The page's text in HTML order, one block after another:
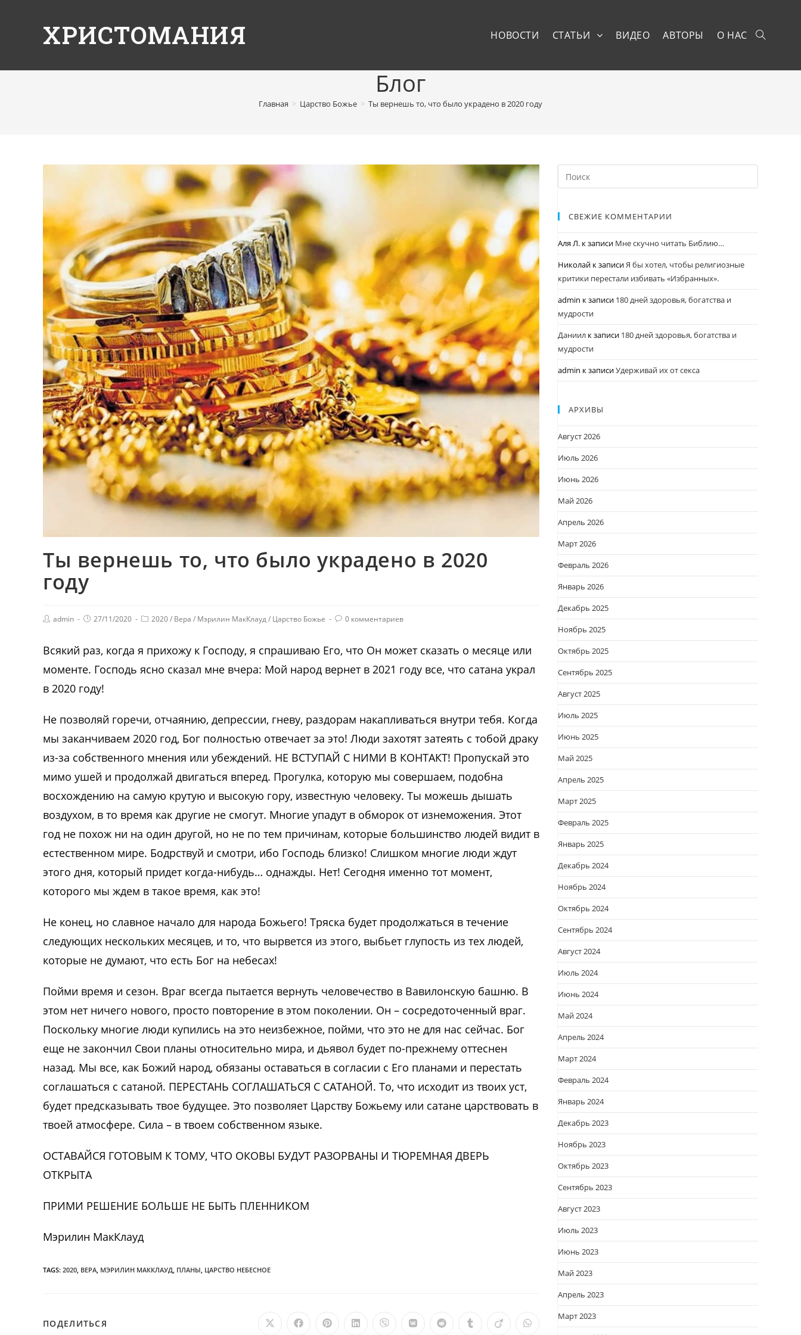
ХРИСТОМАНИЯ НОВОСТИ СТАТЬИ ВИДЕО АВТОРЫ О НАС
Блог
Главная > Царство Божье > Ты вернешь то, что было украдено в 2020 году
Ты вернешь то, что было украдено в 2020
году
admin 27/11/2020 2020/ Вера / Мэрилин МакКлауд/ Царство Божье 0 комментариев
Всякий раз, когда я прихожу к Господу, я спрашиваю Его, что Он может сказать о месяце или
моменте. Господь ясно сказал мне вчера: Мой народ вернет в 2021 году все, что сатана украл
в 2020 году!
Не позволяй горечи, отчаянию, депрессии, гневу, раздорам накапливаться внутри тебя. Когда
мы заканчиваем 2020 год, Бог полностью отвечает за это! Люди захотят затеять с тобой драку
из-за собственного мнения или убеждений. НЕ ВСТУПАЙ С НИМИ В КОНТАКТ! Пропускай это
мимо ушей и продолжай двигаться вперед. Прогулка, которую мы совершаем, подобна
восхождению на самую крутую и высокую гору, известную человеку. Ты можешь дышать
воздухом, в то время как другие не смогут. Многие упадут в обморок от изнеможения. Этот
год не похож ни на один другой, но не по тем причинам, которые большинство людей видит в
естественном мире. Бодрствуй и смотри, ибо Господь близко! Слишком многие люди ждут
этого дня, который придет когда-нибудь… однажды. Нет! Сегодня именно тот момент,
которого мы ждем в такое время, как это!
Не конец, но славное начало для народа Божьего! Тряска будет продолжаться в течение
следующих нескольких месяцев, и то, что вырвется из этого, выбьет глупость из тех людей,
которые не думают, что есть Бог на небесах!
Пойми время и сезон. Враг всегда пытается вернуть человечество в Вавилонскую башню. В
этом нет ничего нового, просто повторение в этом поколении. Он – сосредоточенный враг.
Поскольку многие люди купились на это неизбежное, пойми, что это не для нас сейчас. Бог
еще не закончил Свои планы относительно мира, и дьявол будет по-прежнему оттеснен
назад. Мы все, как Божий народ, обязаны оставаться в согласии с Его планами и перестать
соглашаться с сатаной. ПЕРЕСТАНЬ СОГЛАШАТЬСЯ С САТАНОЙ. То, что исходит из твоих уст,
будет предсказывать твое будущее. Это позволяет Царству Божьему или сатане царствовать в
твоей атмосфере. Сила – в твоем собственном языке.
ОСТАВАЙСЯ ГОТОВЫМ К ТОМУ, ЧТО ОКОВЫ БУДУТ РАЗОРВАНЫ И ТЮРЕМНАЯ ДВЕРЬ
ОТКРЫТА
ПРИМИ РЕШЕНИЕ БОЛЬШЕ НЕ БЫТЬ ПЛЕННИКОМ
Мэрилин МакКлауд
TAGS: 2020 ВЕРА МЭРИЛИН МАККЛАУД ПЛАНЫ ЦАРСТВО НЕБЕСНОЕ
ПОДЕЛИТЬСЯ Открывается
Открывается
Открывается
Открывается
Открывается
Открывается
Открывается
Открывается
Открывается
Открывается
СВЕЖИЕ КОММЕНТАРИИ
Аля Л. к записи Мне скучно читать Библию…
Николай к записиЯ бы хотел, чтобы религиозные
критики перестали избивать «Избранных».
admin к записи 180 дней здоровья, богатства и
мудрости
Даниил к записи 180 дней здоровья, богатства и
мудрости
admin к записиУдерживай их от секса
АРХИВЫ
Август 2026
Июль 2026
Июнь 2026
Май 2026
Апрель 2026
Март 2026
Февраль 2026
Январь 2026
Декабрь 2025
Ноябрь 2025
Октябрь 2025
Сентябрь 2025
Август 2025
Июль 2025
Июнь 2025
Май 2025
Апрель 2025
Март 2025
Февраль 2025
Январь 2025
Декабрь 2024
Ноябрь 2024
Октябрь 2024
Сентябрь 2024
Август 2024
Июль 2024
Июнь 2024
Май 2024
Апрель 2024
Март 2024
Февраль 2024
Январь 2024
Декабрь 2023
Ноябрь 2023
Октябрь 2023
Сентябрь 2023
Август 2023
Июль 2023
Июнь 2023
Май 2023
Апрель 2023
Март 2023